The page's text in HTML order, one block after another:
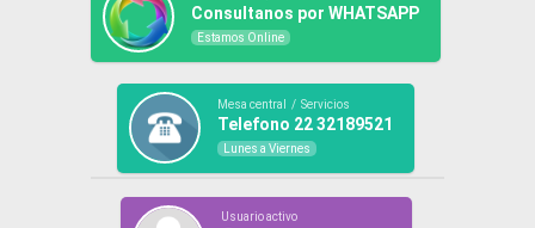
Consultanos por WHATSAPP
Estamos Online
Mesa central / Servicios
Telefono 22 32189521
Lunes a Viernes
Usuario activo